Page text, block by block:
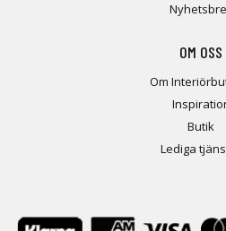
OM OSS
Om
Butik
Lediga